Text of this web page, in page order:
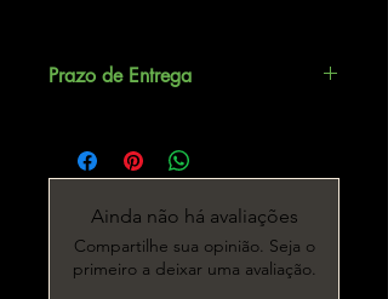
Prazo de Entrega
Ainda não há avaliações
Compartilhe sua opinião. Seja o
primeiro a deixar uma avaliação.